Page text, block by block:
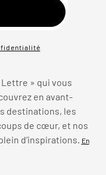
Lettre » qui vous
en avant-
destinations, les
de cœur, et nos
d’inspirations.
En